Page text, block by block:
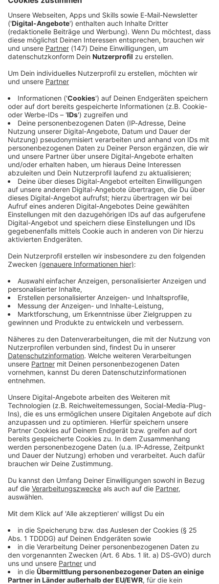
Verkehrsbehinderungen gerechnet. Die Behörden rufen
dazu auf, Tirol am Samstag großräumig zu umfahren.
Immer auf dem Laufenden
Verpass' nichts mehr - mit unserem kostenlosen
ANTENNE BAYERN Newsletter. Ob Nachrichten,
Lifestyle oder unsere neuesten Aktionen - wir
informieren dich.
Zum Newsletter anmelden
Du möchtest uns etwas sagen?
Studio Hotline
Kontaktformular
© dpa-infocom, dpa:260529-930-146076/1
DAS KÖNNTE DICH AUCH INTERESSIEREN
Bayern